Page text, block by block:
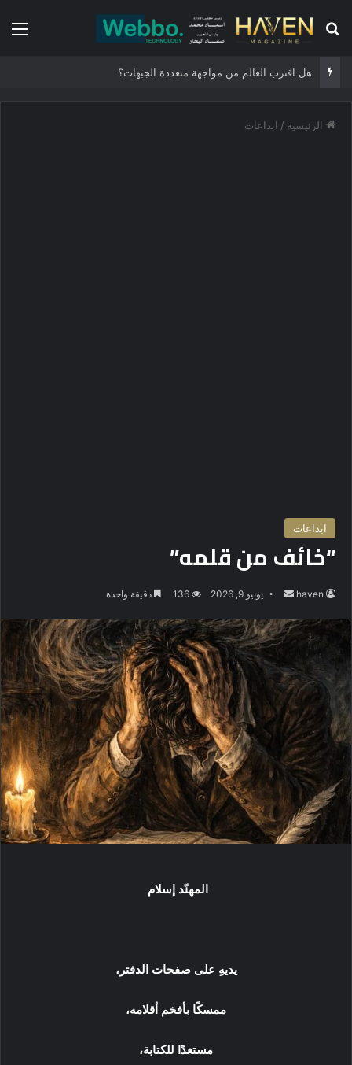
بحث عن
هل اقترب العالم من مواجهة متعددة الجبهات؟
الرئيسية / ابداعات
ابداعات
“خائف من قلمه”
haven
س
ب
ر
ي
د
إ
ل
ك
ت
ر
يونيو 9, 2026 136 دقيقة واحدة
المهنّد إسلام
يديهِ على صفحات الدفتر،
ممسكًا بأفخم أقلامه،
مستعدًا للكتابة،